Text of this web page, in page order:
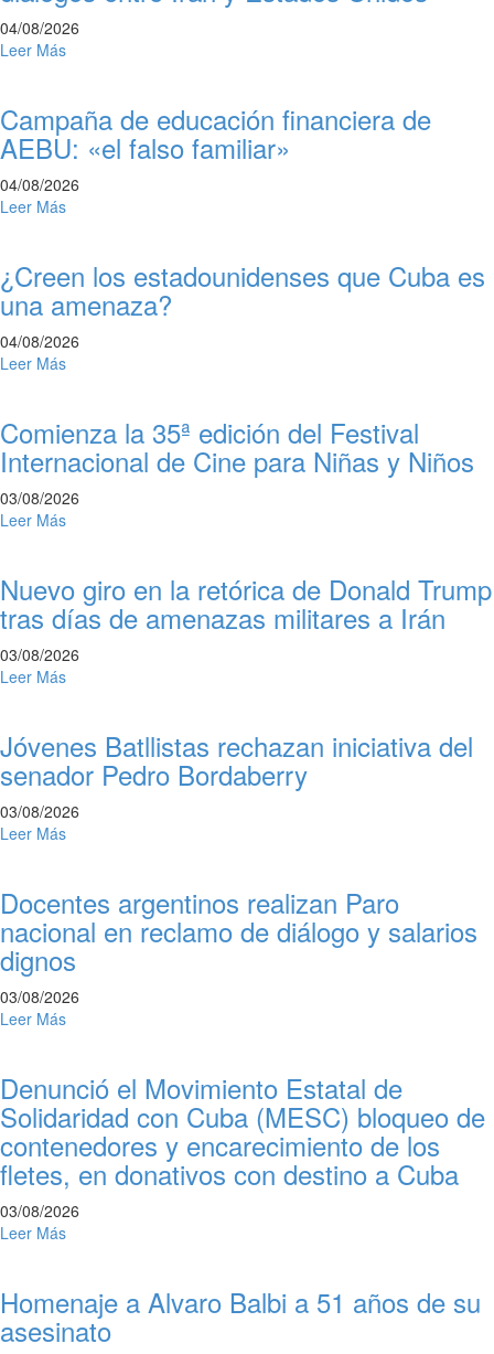
04/08/2026
Leer Más
Campaña de educación financiera de
AEBU: «el falso familiar»
04/08/2026
Leer Más
¿Creen los estadounidenses que Cuba es
una amenaza?
04/08/2026
Leer Más
Comienza la 35ª edición del Festival
Internacional de Cine para Niñas y Niños
03/08/2026
Leer Más
Nuevo giro en la retórica de Donald Trump
tras días de amenazas militares a Irán
03/08/2026
Leer Más
Jóvenes Batllistas rechazan iniciativa del
senador Pedro Bordaberry
03/08/2026
Leer Más
Docentes argentinos realizan Paro
nacional en reclamo de diálogo y salarios
dignos
03/08/2026
Leer Más
Denunció el Movimiento Estatal de
Solidaridad con Cuba (MESC) bloqueo de
contenedores y encarecimiento de los
fletes, en donativos con destino a Cuba
03/08/2026
Leer Más
Homenaje a Alvaro Balbi a 51 años de su
asesinato